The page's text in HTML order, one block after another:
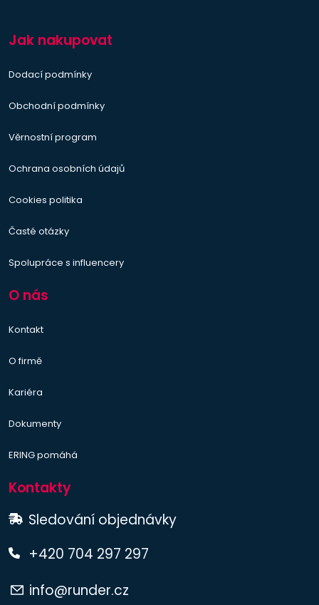
Jak nakupovat
Dodací podmínky
Obchodní podmínky
Věrnostní program
Ochrana osobních údajů
Cookies politika
Časté otázky
Spolupráce s influencery
O nás
Kontakt
O firmě
Kariéra
Dokumenty
ERING pomáhá
Kontakty
Sledování objednávky
+420 704 297 297
info@runder.cz